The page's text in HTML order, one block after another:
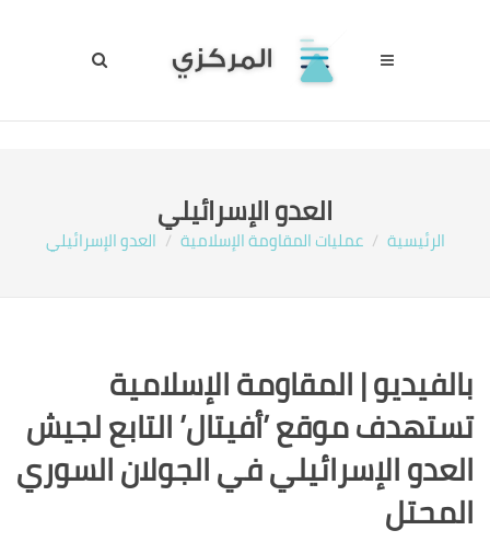
العدو الإسرائيلي
الرئيسية عمليات المقاومة الإسلامية العدو الإسرائيلي
بالفيديو | المقاومة الإسلامية
تستهدف موقع ’أفيتال’ التابع لجيش
العدو الإسرائيلي في الجولان السوري
المحتل